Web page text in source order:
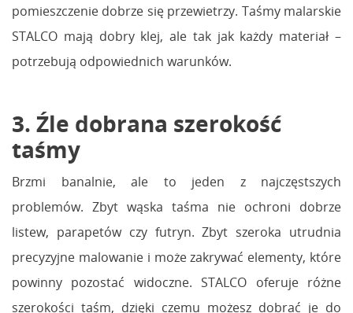
pomieszczenie dobrze się przewietrzy. Taśmy malarskie
STALCO mają dobry klej, ale tak jak każdy materiał –
potrzebują odpowiednich warunków.
3. Źle dobrana szerokość
taśmy
Brzmi banalnie, ale to jeden z najczęstszych
problemów. Zbyt wąska taśma nie ochroni dobrze
listew, parapetów czy futryn. Zbyt szeroka utrudnia
precyzyjne malowanie i może zakrywać elementy, które
powinny pozostać widoczne. STALCO oferuje różne
szerokości taśm, dzięki czemu możesz dobrać je do